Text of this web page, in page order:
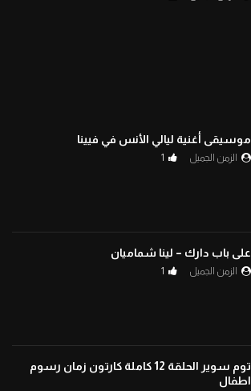
موسيقى أغنية ليالي الأنس في فيينا
الزمن الجميل 1
على باب دارك – لينا شماميان
الزمن الجميل 1
توم سوير الحلقة 12 كاملة كارتون زمان رسوم
اطفال